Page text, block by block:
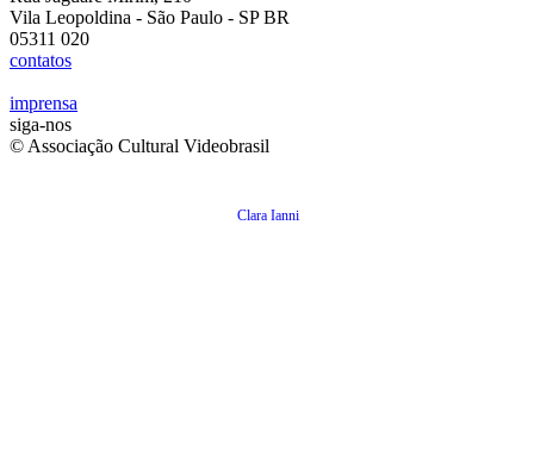
Clara Ianni
Vila Leopoldina - São Paulo - SP BR
05311 020
contatos
imprensa
siga-nos
© Associação Cultural Videobrasil